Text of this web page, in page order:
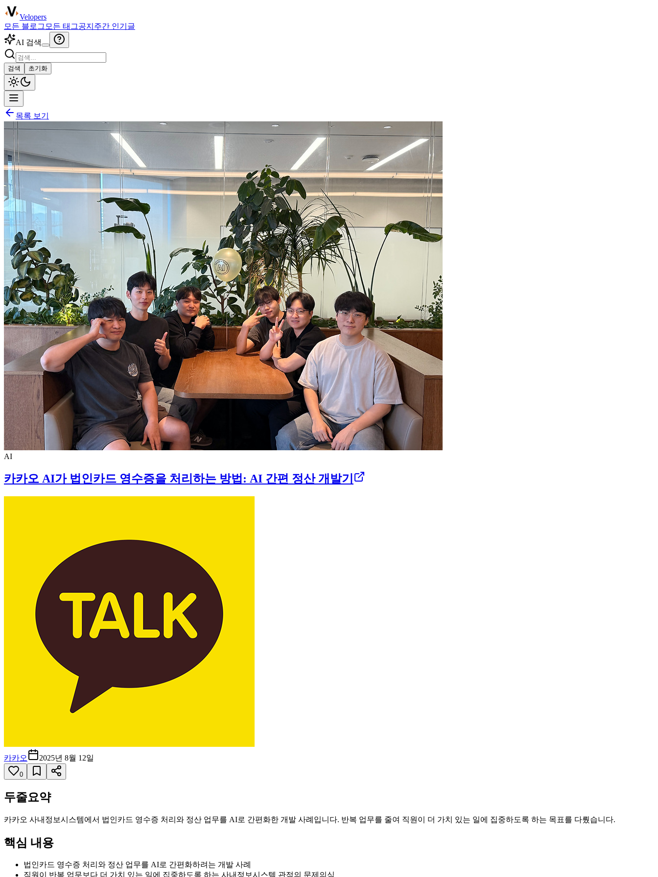
Velopers
모든 블로그 모든 태그공지 주간 인기글
AI 검색
검색 초기화
목록 보기
AI
카카오 AI가 법인카드 영수증을 처리하는 방법: AI 간편 정산 개발기
카카오 2025년 8월 12일
0
두줄요약
카카오 사내정보시스템에서 법인카드 영수증 처리와 정산 업무를 AI로 간편화한 개발 사례입니다. 반복 업무를 줄여 직원이 더 가치 있는 일에 집중하도록 하는 목표를 다뤘습니다.
핵심 내용
법인카드 영수증 처리와 정산 업무를 AI로 간편화하려는 개발 사례
직원이 반복 업무보다 더 가치 있는 일에 집중하도록 하는 사내정보시스템 관점의 문제의식